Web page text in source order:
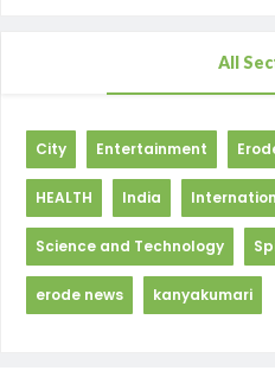
All
City Entertainment
HEALTH India
Science and Technology
erode news kanyakumari